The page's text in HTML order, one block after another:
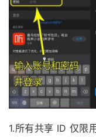
1.所有共享 ID 仅限